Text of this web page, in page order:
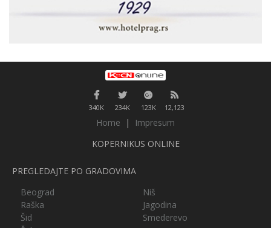
340K 234K 123K 12,123
Home |
Impresum
KOPERNIKUS ONLINE
PREGLEDAJTE PO GRADOVIMA
Beograd
Niš
Raška
Jagodina
Šid
Smederevo